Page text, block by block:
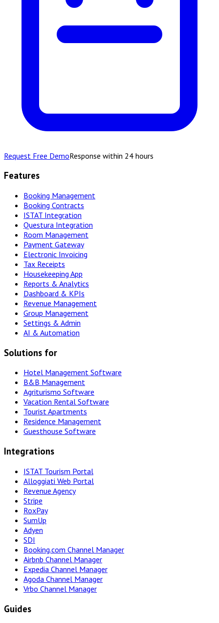
Request Free DemoResponse within 24 hours
Features
Booking Management
Booking Contracts
ISTAT Integration
Questura Integration
Room Management
Payment Gateway
Electronic Invoicing
Tax Receipts
Housekeeping App
Reports & Analytics
Dashboard & KPIs
Revenue Management
Group Management
Settings & Admin
AI & Automation
Solutions for
Hotel Management Software
B&B Management
Agriturismo Software
Vacation Rental Software
Tourist Apartments
Residence Management
Guesthouse Software
Integrations
ISTAT Tourism Portal
Alloggiati Web Portal
Revenue Agency
Stripe
RoxPay
SumUp
Adyen
SDI
Booking.com Channel Manager
Airbnb Channel Manager
Expedia Channel Manager
Agoda Channel Manager
Vrbo Channel Manager
Guides